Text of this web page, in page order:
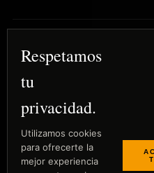
MEISTER LUGO
La arquitectura empieza
Aviso Legal
Política de Privacidad
Respetamos
tu
privacidad.
Utilizamos cookies
para ofrecerte la
mejor experiencia